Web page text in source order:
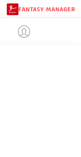
FANTASY MANAGER